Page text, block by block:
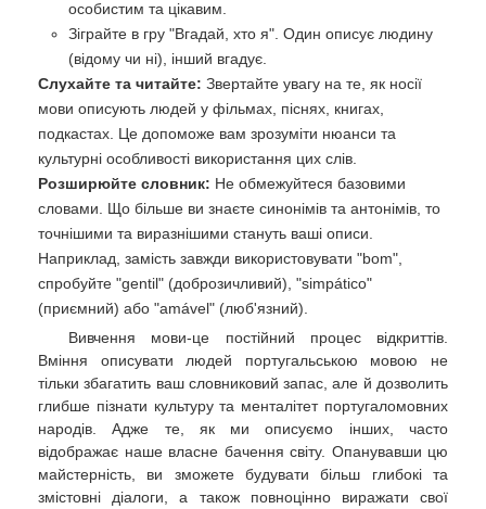
особистим та цікавим.
Зіграйте в гру "Вгадай, хто я". Один описує людину
(відому чи ні), інший вгадує.
Слухайте та читайте: Звертайте увагу на те, як носії
мови описують людей у фільмах, піснях, книгах,
подкастах. Це допоможе вам зрозуміти нюанси та
культурні особливості використання цих слів.
Розширюйте словник: Не обмежуйтеся базовими
словами. Що більше ви знаєте синонімів та антонімів, то
точнішими та виразнішими стануть ваші описи.
Наприклад, замість завжди використовувати "bom",
спробуйте "gentil" (доброзичливий), "simpático"
(приємний) або "amável" (люб'язний).
Вивчення мови-це постійний процес відкриттів.
Вміння описувати людей португальською мовою не
тільки збагатить ваш словниковий запас, але й дозволить
глибше пізнати культуру та менталітет португаломовних
народів. Адже те, як ми описуємо інших, часто
відображає наше власне бачення світу. Опанувавши цю
майстерність, ви зможете будувати більш глибокі та
змістовні діалоги, а також повноцінно виражати свої